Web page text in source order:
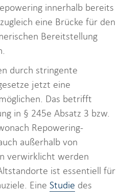
innerhalb bereits
eine Brücke für den
Bereitstellung
durch stringente
jetzt eine
Das betrifft
in § 245e Absatz 3 bzw.
Repowering-
außerhalb von
verwirklicht werden
ist essentiell für
Eine Studie des